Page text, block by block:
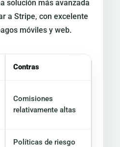
solución más avanzada
a Stripe, con excelente
móviles y web.
Contras
Comisiones
relativamente altas
Políticas de riesgo